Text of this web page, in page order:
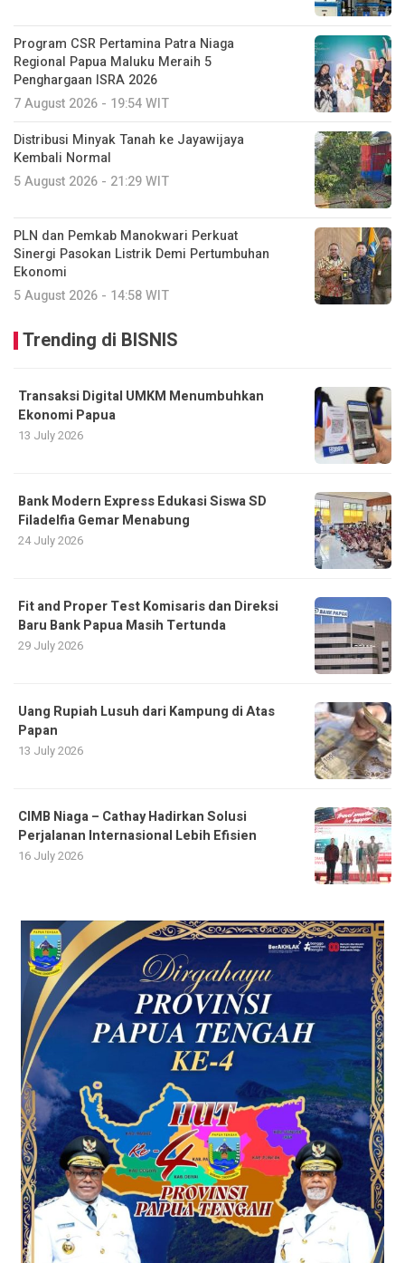
Program CSR Pertamina Patra Niaga
Regional Papua Maluku Meraih 5
Penghargaan ISRA 2026
7 August 2026 - 19:54 WIT
Distribusi Minyak Tanah ke Jayawijaya
Kembali Normal
5 August 2026 - 21:29 WIT
PLN dan Pemkab Manokwari Perkuat
Sinergi Pasokan Listrik Demi Pertumbuhan
Ekonomi
5 August 2026 - 14:58 WIT
Trending di BISNIS
Transaksi Digital UMKM Menumbuhkan
Ekonomi Papua
13 July 2026
Bank Modern Express Edukasi Siswa SD
Filadelfia Gemar Menabung
24 July 2026
Fit and Proper Test Komisaris dan Direksi
Baru Bank Papua Masih Tertunda
29 July 2026
Uang Rupiah Lusuh dari Kampung di Atas
Papan
13 July 2026
CIMB Niaga – Cathay Hadirkan Solusi
Perjalanan Internasional Lebih Efisien
16 July 2026